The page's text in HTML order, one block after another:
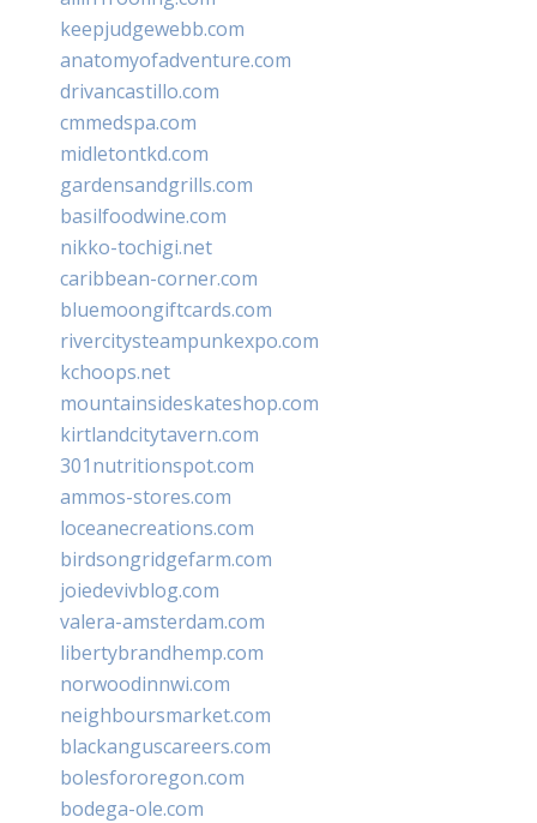
keepjudgewebb.com
anatomyofadventure.com
drivancastillo.com
cmmedspa.com
midletontkd.com
gardensandgrills.com
basilfoodwine.com
nikko-tochigi.net
caribbean-corner.com
bluemoongiftcards.com
rivercitysteampunkexpo.com
kchoops.net
mountainsideskateshop.com
kirtlandcitytavern.com
301nutritionspot.com
ammos-stores.com
loceanecreations.com
birdsongridgefarm.com
joiedevivblog.com
valera-amsterdam.com
libertybrandhemp.com
norwoodinnwi.com
neighboursmarket.com
blackanguscareers.com
bolesfororegon.com
bodega-ole.com